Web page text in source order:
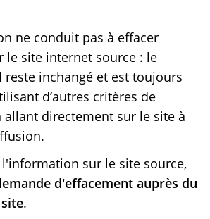
ne conduit pas à effacer
le site internet source : le
inchangé et est toujours
d’autres critères de
allant directement sur le site à
sur le site source,
d'effacement auprès du
.